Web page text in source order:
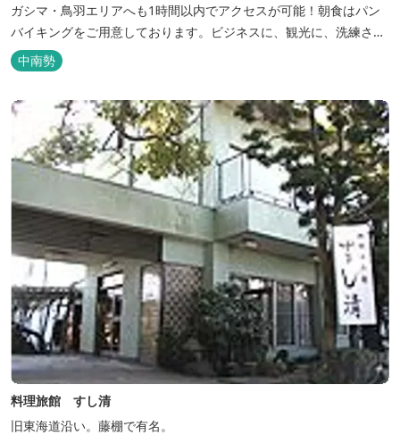
ガシマ・鳥羽エリアへも1時間以内でアクセスが可能！朝食はパン
バイキングをご用意しております。ビジネスに、観光に、洗練され
た空間の中で上質なひとときをお過ごしください。
中南勢
料理旅館 すし清
旧東海道沿い。藤棚で有名。